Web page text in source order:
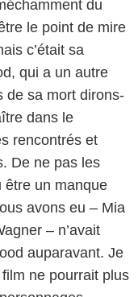
du
le point de mire
c’était sa
qui a un autre
de sa mort dirons-
dans le
rencontrés et
De ne pas les
être un manque
avons eu – Mia
– n’avait
auparavant. Je
ne pourrait plus